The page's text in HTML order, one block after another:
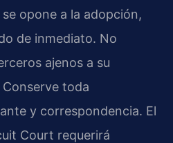
opone a la adopción,
de inmediato. No
ajenos a su
toda
y correspondencia. El
Court requerirá